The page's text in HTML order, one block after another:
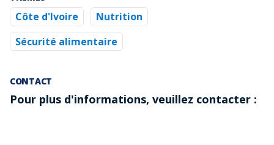
Côte d'Ivoire
Nutrition
Sécurité alimentaire
CONTACT
Pour plus d'informations, veuillez contacter :